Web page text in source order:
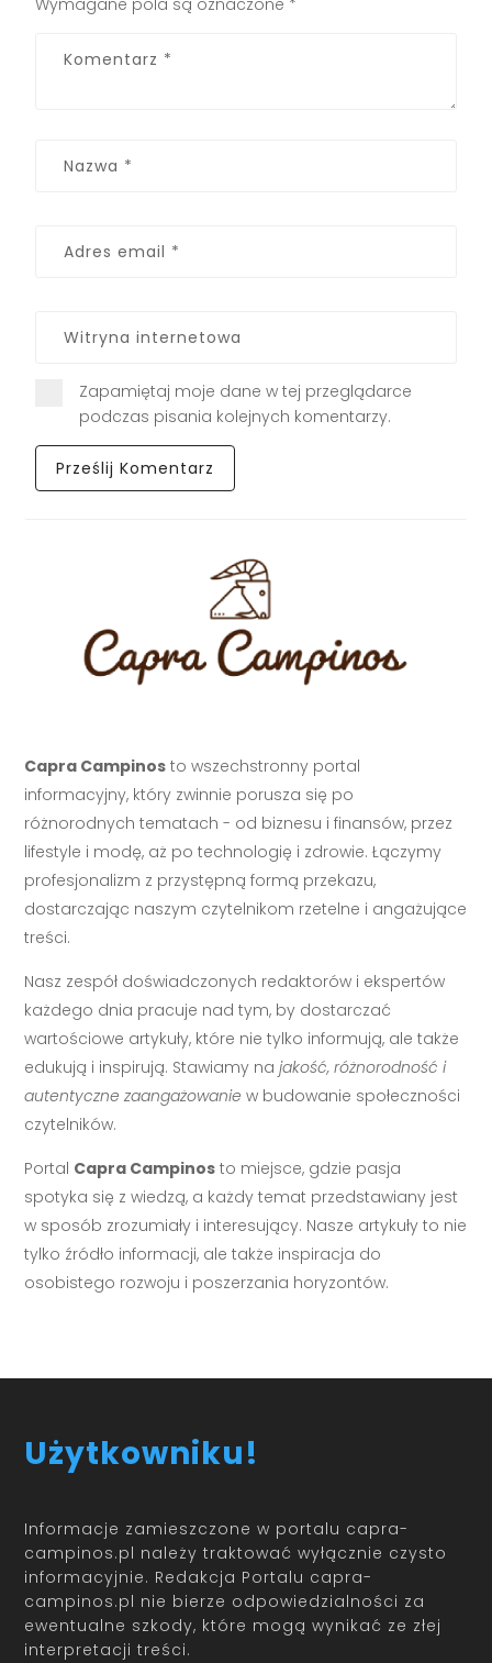
Wymagane pola są oznaczone *
Zapamiętaj moje dane w tej przeglądarce
podczas pisania kolejnych komentarzy.
Capra Campinos to wszechstronny portal
informacyjny, który zwinnie porusza się po
różnorodnych tematach - od biznesu i finansów, przez
lifestyle i modę, aż po technologię i zdrowie. Łączymy
profesjonalizm z przystępną formą przekazu,
dostarczając naszym czytelnikom rzetelne i angażujące
treści.
Nasz zespół doświadczonych redaktorów i ekspertów
każdego dnia pracuje nad tym, by dostarczać
wartościowe artykuły, które nie tylko informują, ale także
edukują i inspirują. Stawiamy najakość, różnorodność i
autentyczne zaangażowanie w budowanie społeczności
czytelników.
Portal Capra Campinos to miejsce, gdzie pasja
spotyka się z wiedzą, a każdy temat przedstawiany jest
w sposób zrozumiały i interesujący. Nasze artykuły to nie
tylko źródło informacji, ale także inspiracja do
osobistego rozwoju i poszerzania horyzontów.
Użytkowniku!
Informacje zamieszczone w portalu capra-
campinos.pl należy traktować wyłącznie czysto
informacyjnie. Redakcja Portalu capra-
campinos.pl nie bierze odpowiedzialności za
ewentualne szkody, które mogą wynikać ze złej
interpretacji treści.